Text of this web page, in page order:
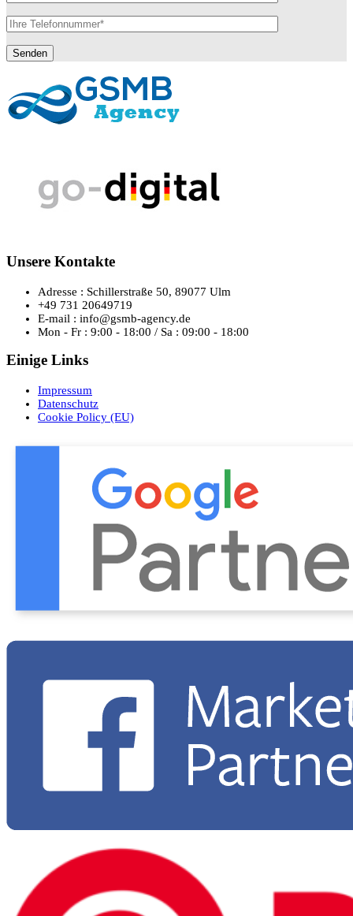
Unsere Kontakte
Adresse : Schillerstraße 50, 89077 Ulm
+49 731 20649719
E-mail : info@gsmb-agency.de
Mon - Fr : 9:00 - 18:00 / Sa : 09:00 - 18:00
Einige Links
Impressum
Datenschutz
Cookie Policy (EU)